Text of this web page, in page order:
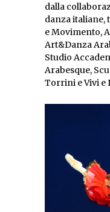
dalla
danza italiane,
e Movimento,
Art&Danza
Studio
Arabesque,
Torrini e Vivi e